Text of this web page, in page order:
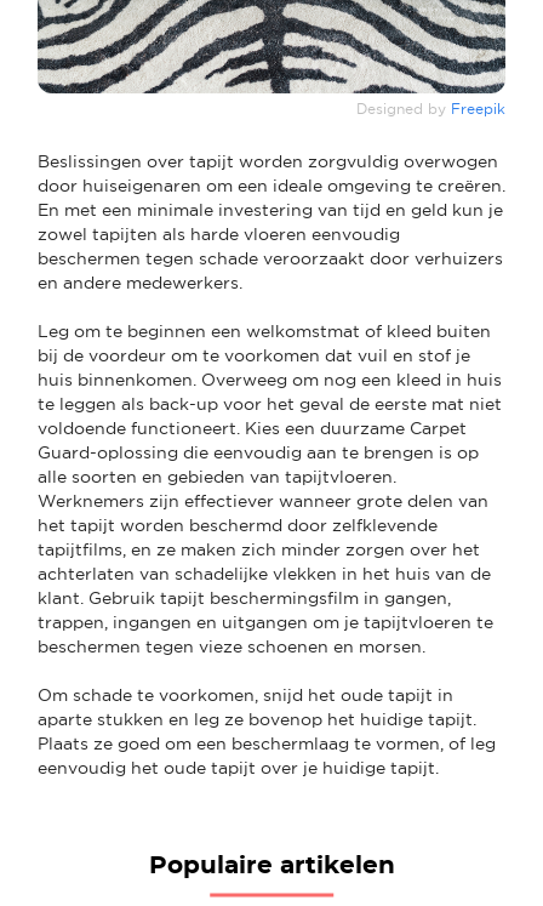
Designed by Freepik
Beslissingen over tapijt worden zorgvuldig overwogen
door huiseigenaren om een ideale omgeving te creëren.
En met een minimale investering van tijd en geld kun je
zowel tapijten als harde vloeren eenvoudig
beschermen tegen schade veroorzaakt door verhuizers
en andere medewerkers.
Leg om te beginnen een welkomstmat of kleed buiten
bij de voordeur om te voorkomen dat vuil en stof je
huis binnenkomen. Overweeg om nog een kleed in huis
te leggen als back-up voor het geval de eerste mat niet
voldoende functioneert. Kies een duurzame Carpet
Guard-oplossing die eenvoudig aan te brengen is op
alle soorten en gebieden van tapijtvloeren.
Werknemers zijn effectiever wanneer grote delen van
het tapijt worden beschermd door zelfklevende
tapijtfilms, en ze maken zich minder zorgen over het
achterlaten van schadelijke vlekken in het huis van de
klant. Gebruik tapijt beschermingsfilm in gangen,
trappen, ingangen en uitgangen om je tapijtvloeren te
beschermen tegen vieze schoenen en morsen.
Om schade te voorkomen, snijd het oude tapijt in
aparte stukken en leg ze bovenop het huidige tapijt.
Plaats ze goed om een beschermlaag te vormen, of leg
eenvoudig het oude tapijt over je huidige tapijt.
Populaire artikelen